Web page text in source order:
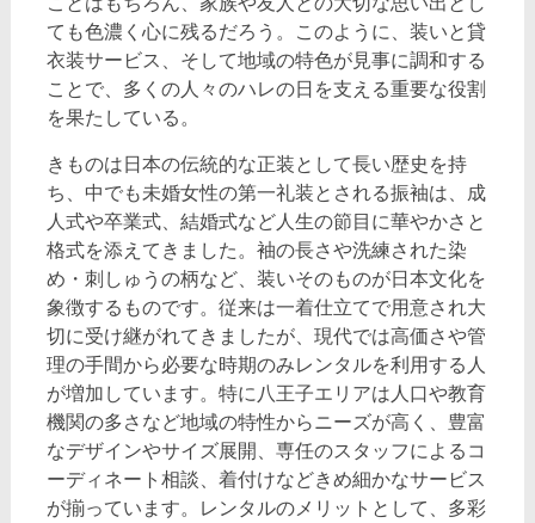
ても色濃く心に残るだろう。このように、装いと貸
衣装サービス、そして地域の特色が見事に調和する
ことで、多くの人々のハレの日を支える重要な役割
を果たしている。
きものは日本の伝統的な正装として長い歴史を持
ち、中でも未婚女性の第一礼装とされる振袖は、成
人式や卒業式、結婚式など人生の節目に華やかさと
格式を添えてきました。袖の長さや洗練された染
め・刺しゅうの柄など、装いそのものが日本文化を
象徴するものです。従来は一着仕立てで用意され大
切に受け継がれてきましたが、現代では高価さや管
理の手間から必要な時期のみレンタルを利用する人
が増加しています。特に八王子エリアは人口や教育
機関の多さなど地域の特性からニーズが高く、豊富
なデザインやサイズ展開、専任のスタッフによるコ
ーディネート相談、着付けなどきめ細かなサービス
が揃っています。レンタルのメリットとして、多彩